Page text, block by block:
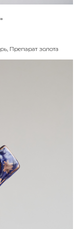
Препарат золота